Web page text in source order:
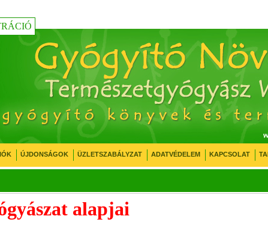
ÚJDONSÁGOK ÜZLETSZABÁLYZAT ADATVÉDELEM KAPCSOLAT
alapjai